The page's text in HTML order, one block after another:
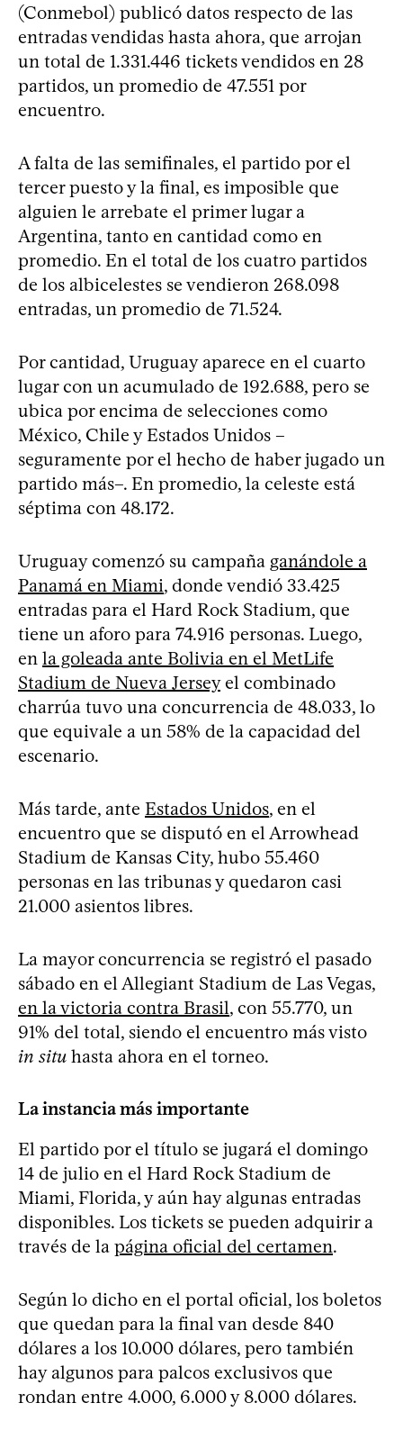
(Conmebol) publicó datos respecto de las
entradas vendidas hasta ahora, que arrojan
un total de 1.331.446 tickets vendidos en 28
partidos, un promedio de 47.551 por
encuentro.
A falta de las semifinales, el partido por el
tercer puesto y la final, es imposible que
alguien le arrebate el primer lugar a
Argentina, tanto en cantidad como en
promedio. En el total de los cuatro partidos
de los albicelestes se vendieron 268.098
entradas, un promedio de 71.524.
Por cantidad, Uruguay aparece en el cuarto
lugar con un acumulado de 192.688, pero se
ubica por encima de selecciones como
México, Chile y Estados Unidos –
seguramente por el hecho de haber jugado un
partido más–. En promedio, la celeste está
séptima con 48.172.
Uruguay comenzó su campaña ganándole a
Panamá en Miami, donde vendió 33.425
entradas para el Hard Rock Stadium, que
tiene un aforo para 74.916 personas. Luego,
en la goleada ante Bolivia en el MetLife
Stadium de Nueva Jerseyel combinado
charrúa tuvo una concurrencia de 48.033, lo
que equivale a un 58% de la capacidad del
escenario.
Más tarde, ante Estados Unidos, en el
encuentro que se disputó en el Arrowhead
Stadium de Kansas City, hubo 55.460
personas en las tribunas y quedaron casi
21.000 asientos libres.
La mayor concurrencia se registró el pasado
sábado en el Allegiant Stadium de Las Vegas,
en la victoria contra Brasil, con 55.770, un
91% del total, siendo el encuentro más visto
in situ hasta ahora en el torneo.
La instancia más importante
El partido por el título se jugará el domingo
14 de julio en el Hard Rock Stadium de
Miami, Florida, y aún hay algunas entradas
disponibles. Los tickets se pueden adquirir a
través de la página oficial del certamen.
Según lo dicho en el portal oficial, los boletos
que quedan para la final van desde 840
dólares a los 10.000 dólares, pero también
hay algunos para palcos exclusivos que
rondan entre 4.000, 6.000 y 8.000 dólares.